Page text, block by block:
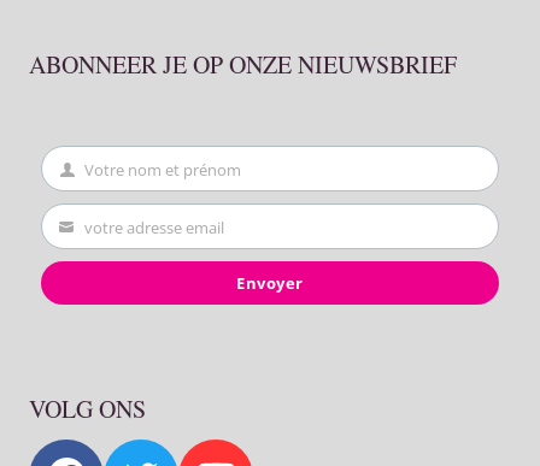
ABONNEER JE OP ONZE NIEUWSBRIEF
First
Name
Votre nom et prénom
Your
email
votre adresse email
Envoyer
VOLG ONS